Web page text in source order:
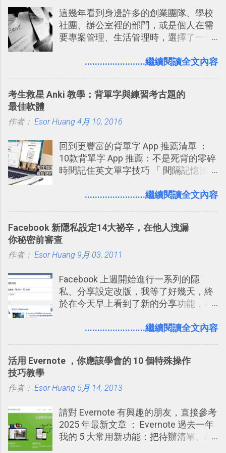
提供了印照片的服務 ，而且價格不貴，
可以立即拿到，操作流程也十分簡單。
之前我在電腦玩物分享過：「 不需買印
方便教學 」。這篇文章則從印照片出
這幾年看到身邊許多的創業團隊、學校
社團、辦公室裡的部門，或是個人在需
要專案管理、生活管理時，選擇了一個
一個什麼樣的管理工具，讓這麼多人都
念」的管理教學文章： 把 Evernote 當
Google Drive 變身 Trello ！幫雲端硬碟
著 Trello ，卻還沒有在電腦玩物上寫過
一篇完整的介紹！雖然錯過了幾年前第
一時間推薦 Trello 的時機，但在這段時
澱自己的使用方法，歸納出「 為什麼值
學。 2015/6/13 新增： 免費專案管理軟
體推薦！困難計畫簡單管理 13 種工具
2016 年新增 ： 如何將 Trello 切換到繁
2016/7/7 新增 ： 如何活用 Trello 記
帳？我的理財計畫心得與看板範本
2016/7/13 新增： 如何將網頁資料快速
2016/8 新增： Trello 開放「強化功能」
2016/8 新增 ： Trello 卡片自訂欄位密
技！最想要的強大 Trello 客製化範例教
急時間管理四象限在 Trello 活用與範本
用 Trello？ 8個專案排程協作重點技巧
2017/6 新增： 如何用 Trello 規劃自助
旅行？我的 Trello 行程計畫使用技巧教
........................繼續閱讀全文內容
考生救星 Anki 教學：背單字與練習考古題的
最佳軟體
作者： Esor Huang 4月 10, 2016
回到更豐富的背單字 App 推薦清單 ：
10款背單字 App 推薦：不是死背的零碎
時間記住英文單字技巧 「 間隔記憶法
短期記憶變成長期記憶。 舉例來說我今
強；然後下次快要忘記可能變成相隔一
個禮拜，這時再次複習，就能把記憶強
化，讓記憶延長到可能半個月；那時候
來一個月的記憶長度！就這樣反覆慢慢
拉長時間練習，就能讓一個東西成為腦
海中更深刻的記憶。 問題是，當我們一
要準備數百個考試問題時，自己手動進
練習的記憶卡片，自動規劃要延期複習
樣的軟體中最受好評的，或許就是今天
........................繼續閱讀全文內容
Facebook 新隱私設定14大祕辛，在他人洩漏
你秘密前審查
作者： Esor Huang 9月 03, 2011
Facebook 上週開始進行一系列的隱
私、分享設定改版，我等了好幾天，終
於在今天早上看到了新的分享功能，相
用新版的分享功能與隱私設定。 嚴格來
置。不過有一項很實用的設定是新增
你」的內容，決定要不要讓其他朋友看
標籤在他的訊息中，或是想把你標籤在
相片圖片裡，現在你都多了一個「事先
審查」的機制，可以決定這些你被標籤
........................繼續閱讀全文內容
活用 Evernote ，你應該學會的 10 個特殊操作
技巧教學
作者： Esor Huang 5月 14, 2013
請對 Evernote 有興趣的朋友，直接參考
2025 年最新文章 ： Evernote 過去一年
我的 5 大常用新功能：把待辦清單、AI